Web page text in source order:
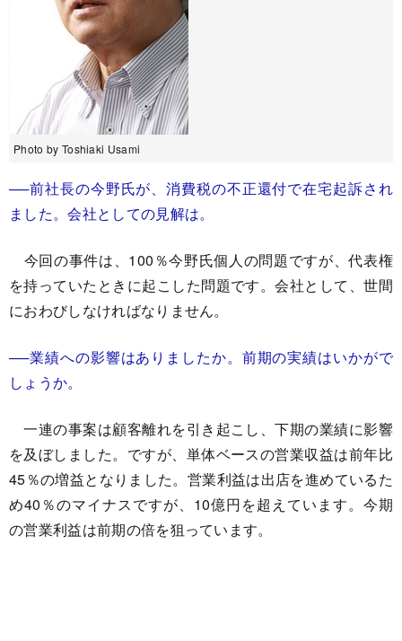
Photo by Toshiaki Usami
──前社長の今野氏が、消費税の不正還付で在宅起訴され
ました。会社としての見解は。
今回の事件は、100％今野氏個人の問題ですが、代表権
を持っていたときに起こした問題です。会社として、世間
におわびしなければなりません。
──業績への影響はありましたか。前期の実績はいかがで
しょうか。
一連の事案は顧客離れを引き起こし、下期の業績に影響
を及ぼしました。ですが、単体ベースの営業収益は前年比
45％の増益となりました。営業利益は出店を進めているた
め40％のマイナスですが、10億円を超えています。今期
の営業利益は前期の倍を狙っています。